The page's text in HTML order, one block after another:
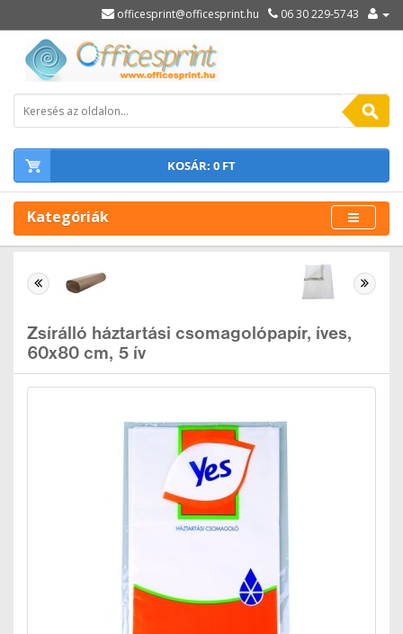
officesprint@officesprint.hu 06 30 229-5743
KOSÁR: 0 FT
Kategóriák
Zsírálló háztartási csomagolópapír, íves,
60x80 cm, 5 ív